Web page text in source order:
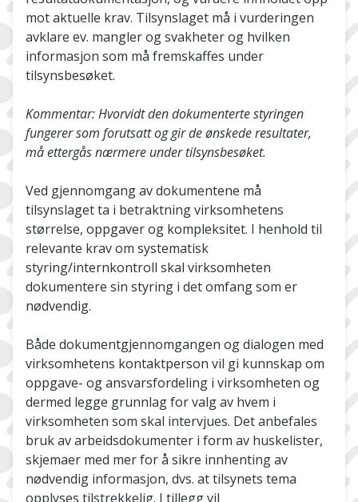
mot aktuelle krav. Tilsynslaget må i vurderingen
avklare ev. mangler og svakheter og hvilken
informasjon som må fremskaffes under
tilsynsbesøket.
Kommentar: Hvorvidt den dokumenterte styringen
fungerer som forutsatt og gir de ønskede resultater,
må ettergås nærmere under tilsynsbesøket.
Ved gjennomgang av dokumentene må
tilsynslaget ta i betraktning virksomhetens
størrelse, oppgaver og kompleksitet. I henhold til
relevante krav om systematisk
styring/internkontroll skal virksomheten
dokumentere sin styring i det omfang som er
nødvendig.
Både dokumentgjennomgangen og dialogen med
virksomhetens kontaktperson vil gi kunnskap om
oppgave- og ansvarsfordeling i virksomheten og
dermed legge grunnlag for valg av hvem i
virksomheten som skal intervjues. Det anbefales
bruk av arbeidsdokumenter i form av huskelister,
skjemaer med mer for å sikre innhenting av
nødvendig informasjon, dvs. at tilsynets tema
opplyses tilstrekkelig. I tillegg vil